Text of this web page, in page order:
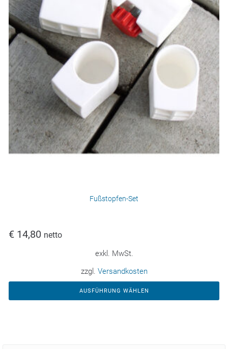
Fußstopfen-Set
€ 14,80 netto
exkl. MwSt.
zzgl. Versandkosten
AUSFÜHRUNG WÄHLEN